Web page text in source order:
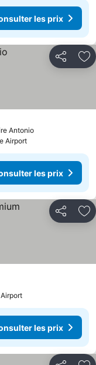
les prix
Partager
Antonio
Airport
les prix
Partager
les prix